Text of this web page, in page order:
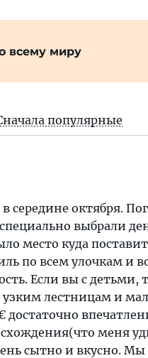
всему миру
популярные
середине октября.
выбрали
место куда
по всем улочкам и
Если вы с детьми,
узким лестницам и
достаточно
меня
сытно и вкусно.